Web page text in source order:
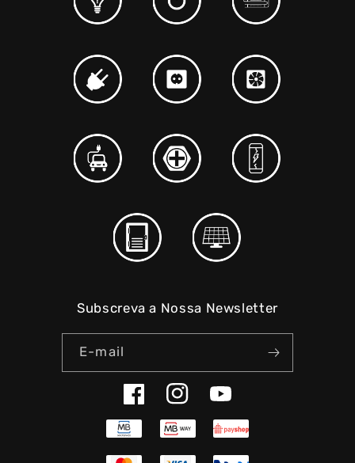
Subscreva a Nossa Newsletter
E-mail
FacebookInstagramYouTube